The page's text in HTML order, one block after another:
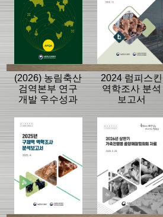
(2026) 농림축산
검역본부 연구
개발 우수성과
2024 럼피스킨
역학조사 분석
보고서